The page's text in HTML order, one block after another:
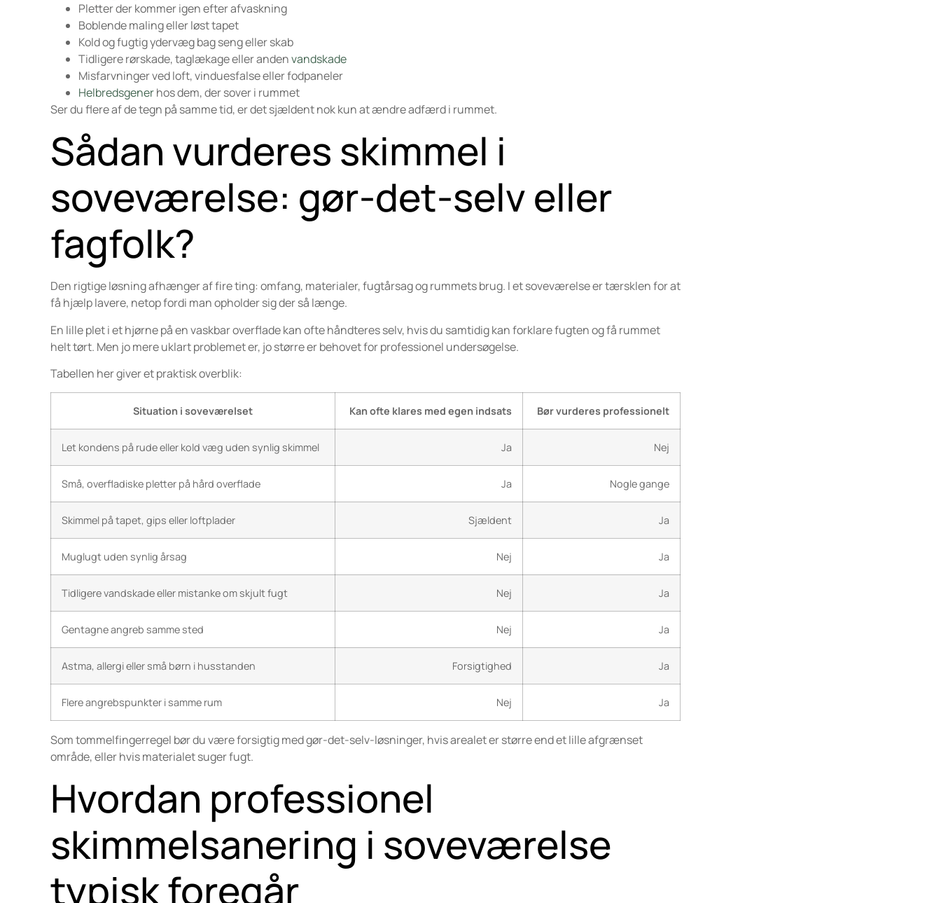
Pletter der kommer igen efter afvaskning
Boblende maling eller løst tapet
Kold og fugtig ydervæg bag seng eller skab
Tidligere rørskade, taglækage eller andenvandskade
Misfarvninger ved loft, vinduesfalse eller fodpaneler
Helbredsgenerhos dem, der sover i rummet
Ser du flere af de tegn på samme tid, er det sjældent nok kun at ændre adfærd i rummet.
Sådan vurderes skimmel i
soveværelse: gør-det-selv eller
fagfolk?
Den rigtige løsning afhænger af fire ting: omfang, materialer, fugtårsag og rummets brug. I et soveværelse er tærsklen for at
få hjælp lavere, netop fordi man opholder sig der så længe.
En lille plet i et hjørne på en vaskbar overflade kan ofte håndteres selv, hvis du samtidig kan forklare fugten og få rummet
helt tørt. Men jo mere uklart problemet er, jo større er behovet for professionel undersøgelse.
Tabellen her giver et praktisk overblik:
Situation i soveværelset Kan ofte klares med egen indsats Bør vurderes professionelt
Let kondens på rude eller kold væg uden synlig skimmel Ja Nej
Små, overfladiske pletter på hård overflade Ja Nogle gange
Skimmel på tapet, gips eller loftplader Sjældent Ja
Muglugt uden synlig årsag Nej Ja
Tidligere vandskade eller mistanke om skjult fugt Nej Ja
Gentagne angreb samme sted Nej Ja
Astma, allergi eller små børn i husstanden Forsigtighed Ja
Flere angrebspunkter i samme rum Nej Ja
Som tommelfingerregel bør du være forsigtig med gør-det-selv-løsninger, hvis arealet er større end et lille afgrænset
område, eller hvis materialet suger fugt.
Hvordan professionel
skimmelsanering i soveværelse
typisk foregår